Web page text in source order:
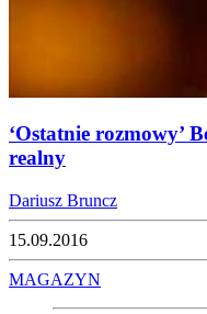
‘Ostatnie rozmowy’
realny
Dariusz Bruncz
15.09.2016
MAGAZYN